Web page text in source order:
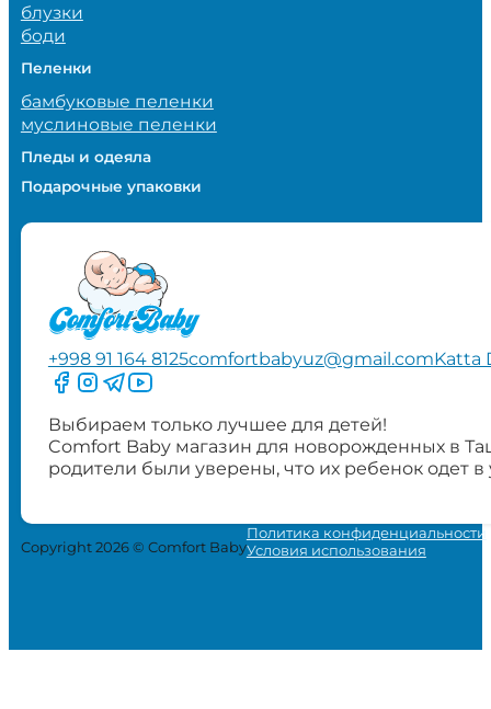
блузки
боди
Пеленки
бамбуковые пеленки
муслиновые пеленки
Пледы и одеяла
Подарочные упаковки
+998 91 164 8125comfortbabyuz@gmail.comKatta
Следите за нами на Facebook
Следите за нами в Instagram
Следите за нами в Telegram
Следите за нами в YouTube
Выбираем только лучшее для детей!
Comfort Baby магазин для новорожденных в
родители были уверены, что их ребенок одет
Copyright 2026 © Comfort Baby
Политика конфиденциальности
Условия использования